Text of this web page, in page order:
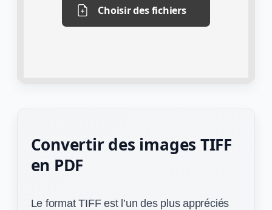
Choisir des fichiers
Convertir des images TIFF
en PDF
Le format TIFF est l’un des plus appréciés